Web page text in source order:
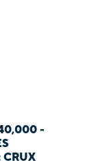
-
CRUX